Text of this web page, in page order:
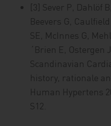
[3] Sever P, Dahlöf
Beevers G,
SE, McInnes G,
´Brien E, Ostergen
Scandinavian
history, rationale
Human Hypertens
S12.